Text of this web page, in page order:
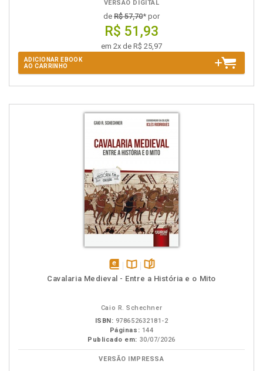
VERSÃO DIGITAL
de R$ 57,70* por
R$ 51,93
em 2x de R$ 25,97
ADICIONAR EBOOK
AO CARRINHO
disponívelDisponível
páginas
Cavalaria Medieval - Entre a História e o Mito
Caio R. Schechner
ISBN: 978652632181-2
Páginas: 144
Publicado em: 30/07/2026
VERSÃO IMPRESSA